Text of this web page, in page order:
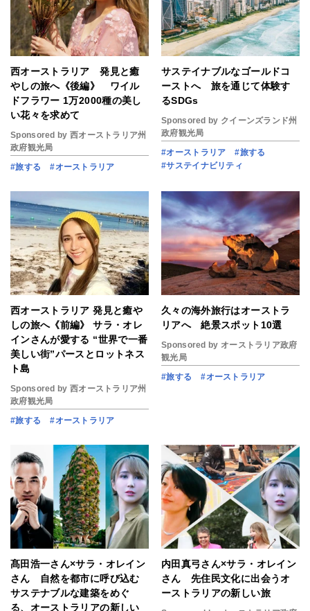
西オーストラリア 発見と癒
やしの旅へ《後編》 ワイル
ドフラワー 1万2000種の美し
い花々を求めて
Sponsored by 西オーストラリア州
政府観光局
#旅する
#オーストラリア
サステイナブルなゴールドコ
ーストへ 旅を通じて体験す
るSDGs
Sponsored by クイーンズランド州
政府観光局
#オーストラリア
#旅する
#サステイナビリティ
西オーストラリア 発見と癒や
しの旅へ《前編》 サラ・オレ
インさんが愛する “世界で一番
美しい街”パースとロットネス
ト島
Sponsored by 西オーストラリア州
政府観光局
#旅する
#オーストラリア
久々の海外旅行はオーストラ
リアへ 絶景スポット10選
Sponsored by オーストラリア政府
観光局
#旅する
#オーストラリア
髙田浩一さん×サラ・オレイン
さん 自然を都市に呼び込む
サステナブルな建築をめぐ
る、オーストラリアの新しい
内田真弓さん×サラ・オレイン
さん 先住民文化に出会うオ
ーストラリアの新しい旅